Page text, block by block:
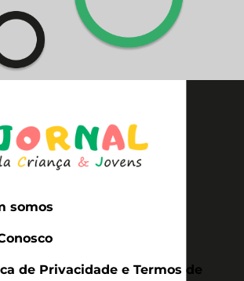
somos
de Privacidade e Termos de